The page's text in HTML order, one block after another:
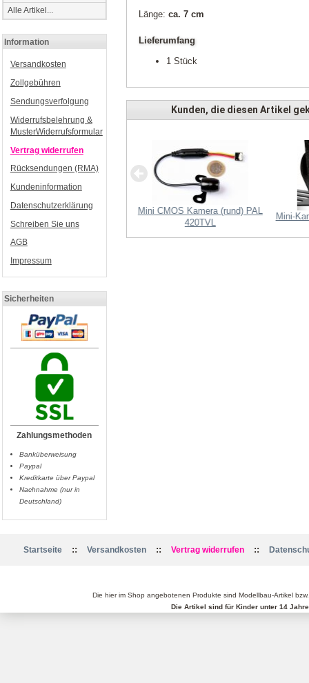
Alle Artikel...
Information
Versandkosten
Zollgebühren
Sendungsverfolgung
Widerrufsbelehrung &
MusterWiderrufsformular
Vertrag widerrufen
Rücksendungen (RMA)
Kundeninformation
Datenschutzerklärung
Schreiben Sie uns
AGB
Impressum
Sicherheiten
Zahlungsmethoden
Banküberweisung
Paypal
Kreditkarte über Paypal
Nachnahme (nur in
Deutschland)
Länge: ca. 7 cm
Lieferumfang
1 Stück
Kunden, die diesen Artikel
M3x30 schwarz
Mini CMOS Kamera (rund) PAL
420TVL
Mini-
Startseite :: Versandkosten :: Vertrag widerrufen ::
Die hier im Shop angebotenen Produkte sind Modellbau-Artikel
Die Artikel sind für Kinder unter 14